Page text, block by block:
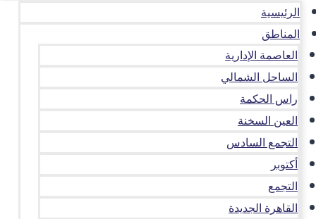
الرئيسية
المناطق
العاصمة الإدارية
الساحل الشمالي
راس الحكمة
العين السخنة
التجمع السادس
أكتوبر
التجمع
القاهرة الجديدة